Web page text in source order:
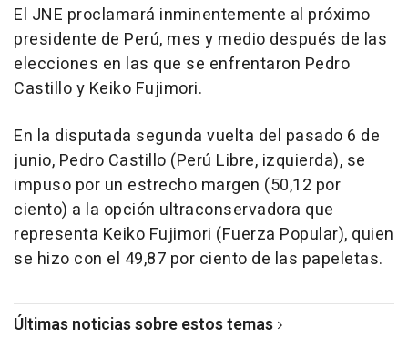
El JNE proclamará inminentemente al próximo
presidente de Perú, mes y medio después de las
elecciones en las que se enfrentaron Pedro
Castillo y Keiko Fujimori.
En la disputada segunda vuelta del pasado 6 de
junio, Pedro Castillo (Perú Libre, izquierda), se
impuso por un estrecho margen (50,12 por
ciento) a la opción ultraconservadora que
representa Keiko Fujimori (Fuerza Popular), quien
se hizo con el 49,87 por ciento de las papeletas.
Últimas noticias sobre estos temas